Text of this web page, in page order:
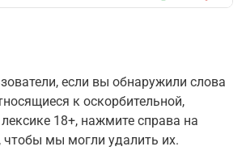
если вы обнаружили слова
к оскорбительной,
18+, нажмите справа на
чтобы мы могли удалить их.